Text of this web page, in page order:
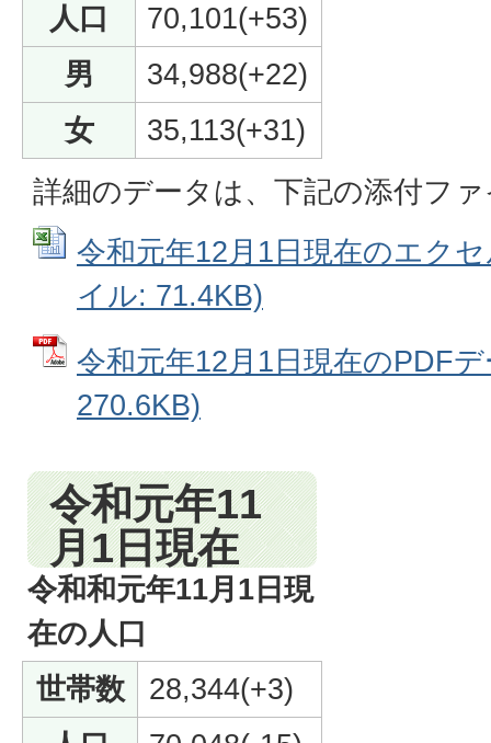
人口
70,101(+53)
男
34,988(+22)
女
35,113(+31)
詳細のデータは、下記の添付フ
令和元年12月1日現在のエク
イル: 71.4KB)
令和元年12月1日現在のPDF
270.6KB)
令和元年11
月1日現在
令和和元年11月1日現
在の人口
世帯数
28,344(+3)